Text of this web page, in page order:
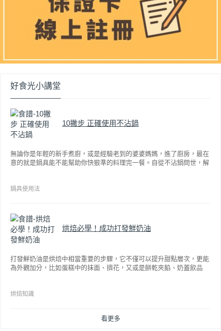
好食光小講堂
10撇步 正確使用不沾鍋
無論你是年輕的新手煮廚，或是經驗老到的婆婆媽媽，進了廚房，最在
意的就是鍋具能不能幫助你快狠準的料理完一餐。自從不沾鍋問世，解
因此金鑽不沾系列的鍋具，更年年穩居銷售排行榜的前幾名。然而如何
鍋具使用法
烘焙必學！成功打發鮮奶油
打發鮮奶油是烘焙中相當重要的步驟，它不僅可以提升甜點層次，更能
為外觀加分，比如蛋糕中的抹面、擠花，又或是餅乾夾餡、奶蓋飲品
烘焙知識
看更多